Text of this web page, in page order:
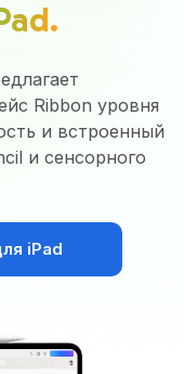
Ribbon уровня
и встроенный
и сенсорного
iPad